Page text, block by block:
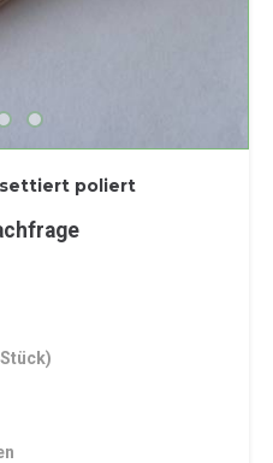
poliert